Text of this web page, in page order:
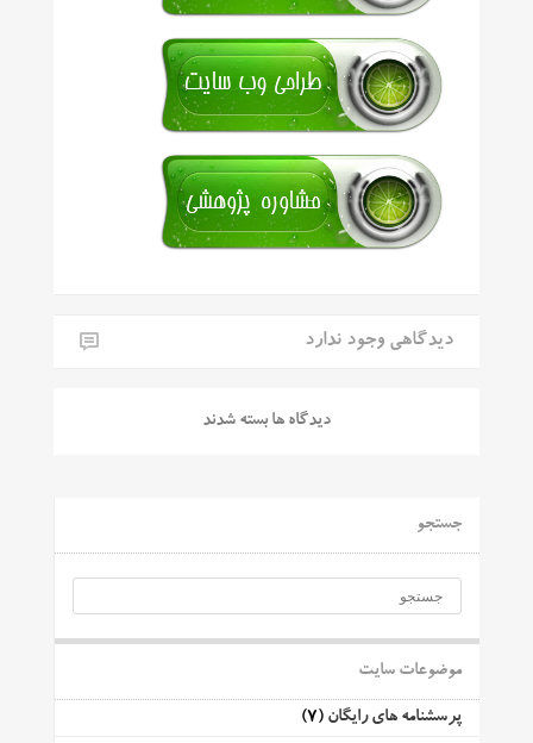
دیدگاهی وجود ندارد
دیدگاه ها بسته شدند
جستجو
موضوعات سایت
پرسشنامه های رایگان (7)